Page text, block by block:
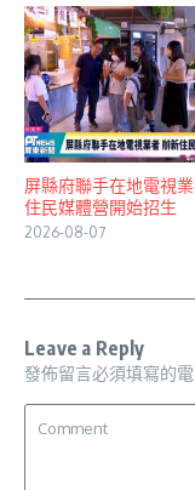
屏縣府聯手在地電視
住民媒體營開始招生
2026-08-07
Leave a Reply
發佈留言必須填寫的